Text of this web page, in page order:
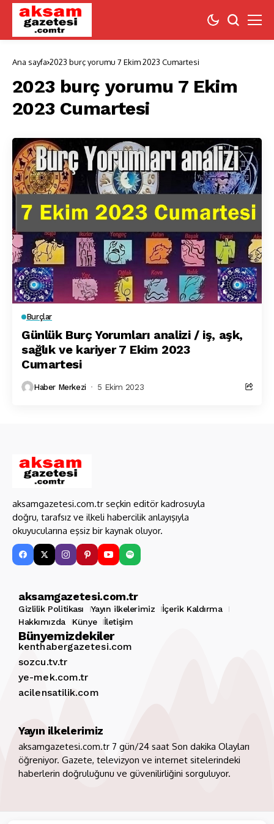
Ana sayfa 2023 burç yorumu 7 Ekim 2023 Cumartesi
2023 burç yorumu 7 Ekim
2023 Cumartesi
Burçlar
Günlük Burç Yorumları analizi / iş, aşk,
sağlık ve kariyer 7 Ekim 2023
Cumartesi
Haber Merkezi 5 Ekim 2023
aksamgazetesi.com.tr seçkin editör kadrosuyla
doğru, tarafsız ve ilkeli habercilik anlayışıyla
okuyucularına eşsiz bir kaynak oluyor.
aksamgazetesi.com.tr
Gizlilik Politikası Yayın ilkelerimiz
İçerik Kaldırma
Hakkımızda
Künye İletişim
Bünyemizdekiler
kenthabergazetesi.com
sozcu.tv.tr
ye-mek.com.tr
acilensatilik.com
Yayın ilkelerimiz
aksamgazetesi.com.tr 7 gün/24 saat Son dakika Olayları
öğreniyor. Gazete, televizyon ve internet sitelerindeki
haberlerin doğruluğunu ve güvenilirliğini sorguluyor.